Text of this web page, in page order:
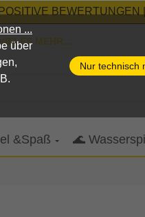
BEWERTUNGEN
MEHR...
&Spaß 🌊
...
über
Nur technisch